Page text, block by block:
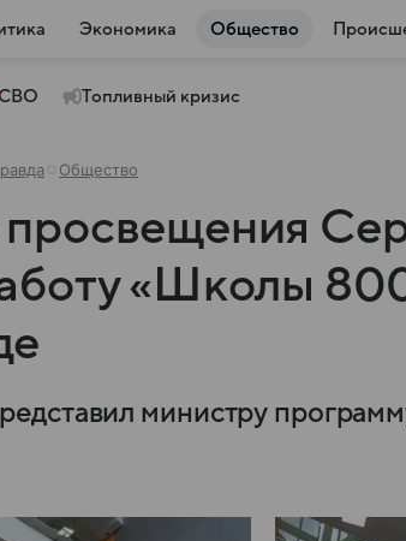
Экономика Общество
СВО Топливный кризис
Общество
«Школы
министру